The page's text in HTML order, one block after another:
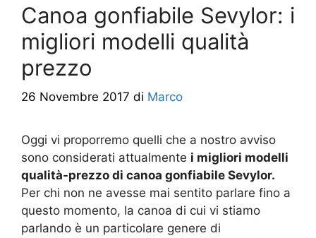
Canoa gonfiabile Sevylor: i
migliori modelli qualità
prezzo
26 Novembre 2017 di Marco
Oggi vi proporremo quelli che a nostro avviso
sono considerati attualmente i migliori modelli
qualità-prezzo di canoa gonfiabile Sevylor.
Per chi non ne avesse mai sentito parlare fino a
questo momento, la canoa di cui vi stiamo
parlando è un particolare genere di